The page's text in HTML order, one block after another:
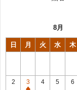
8月
日 月 火 水 木
2
3
4 5 6